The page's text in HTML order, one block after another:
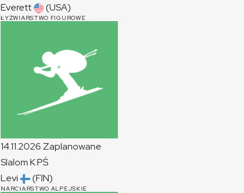
Everett
(USA)
ŁYŻWIARSTWO FIGUROWE
14.11.2026 Zaplanowane
SlalomKPŚ
Levi
(FIN)
NARCIARSTWO ALPEJSKIE